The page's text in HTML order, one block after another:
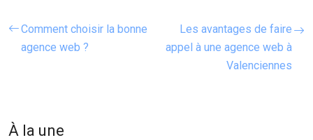
Comment choisir la bonne
agence web ?
Les avantages de faire
appel à une agence web à
Valenciennes
À la une